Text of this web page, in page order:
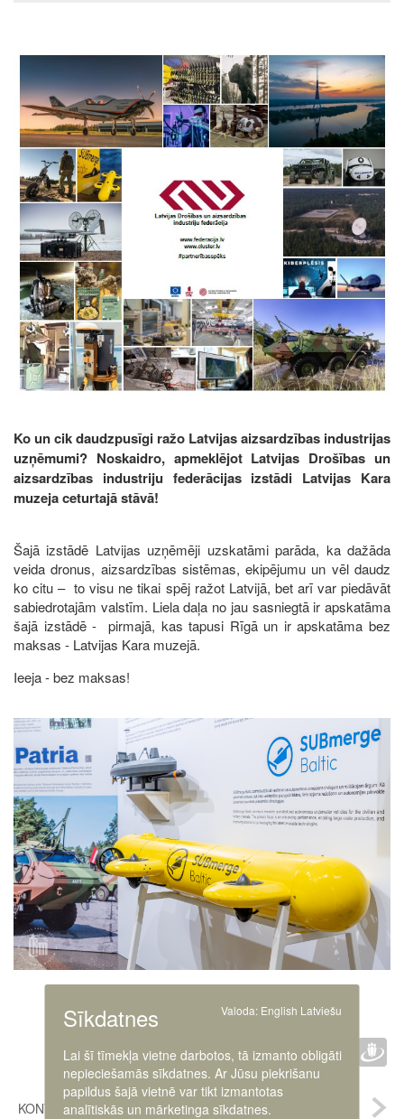
Image
Ko un cik daudzpusīgi ražo Latvijas aizsardzības industrijas
uzņēmumi? Noskaidro, apmeklējot Latvijas Drošības un
aizsardzības industriju federācijas izstādi Latvijas Kara
muzeja ceturtajā stāvā!
Šajā izstādē Latvijas uzņēmēji uzskatāmi parāda, ka dažāda
veida dronus, aizsardzības sistēmas, ekipējumu un vēl daudz
ko citu – to visu ne tikai spēj ražot Latvijā, bet arī var piedāvāt
sabiedrotajām valstīm. Liela daļa no jau sasniegtā ir apskatāma
šajā izstādē - pirmajā, kas tapusi Rīgā un ir apskatāma bez
maksas - Latvijas Kara muzejā.
Ieeja - bez maksas!
Image
IETEIKT :
KONTAKTI
Sīkdatnes Valoda: English Latviešu
Lai šī tīmekļa vietne darbotos, tā izmanto obligāti
nepieciešamās sīkdatnes. Ar Jūsu piekrišanu
papildus šajā vietnē var tikt izmantotas
analītiskās un mārketinga sīkdatnes.